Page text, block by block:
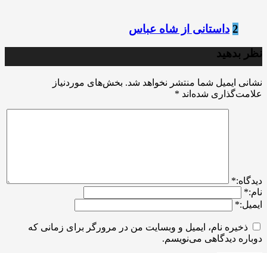
2 داستانی از شاه عباس
نظر بدهید
نشانی ایمیل شما منتشر نخواهد شد. بخش‌های موردنیاز
علامت‌گذاری شده‌اند *
ديدگاه:*
نام:*
ایمیل:*
ذخیره نام، ایمیل و وبسایت من در مرورگر برای زمانی که
دوباره دیدگاهی می‌نویسم.